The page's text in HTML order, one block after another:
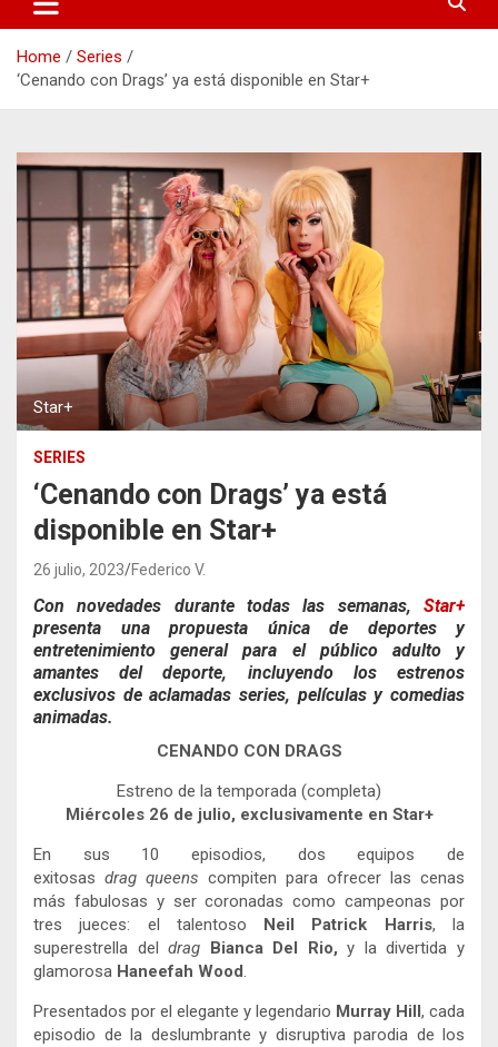
Home
Series
‘Cenando con Drags’ ya está disponible en Star+
Star+
SERIES
‘Cenando con Drags’ ya está
disponible en Star+
26 julio, 2023 Federico V.
Con novedades durante todas las semanas, Star+
presenta una propuesta única de deportes y
entretenimiento general para el público adulto y
amantes del deporte, incluyendo los estrenos
exclusivos de aclamadas series, películas y comedias
animadas.
CENANDO CON DRAGS
Estreno de la temporada (completa)
Miércoles 26 de julio, exclusivamente en Star+
En sus 10 episodios, dos equipos de
exitosas drag queens compiten para ofrecer las cenas
más fabulosas y ser coronadas como campeonas por
tres jueces: el talentoso
Neil Patrick Harris, la
superestrella deldrag Bianca Del Rio, y la divertida y
glamorosa Haneefah Wood.
Presentados por el elegante y legendario Murray Hill , cada
episodio de la deslumbrante y disruptiva parodia de los